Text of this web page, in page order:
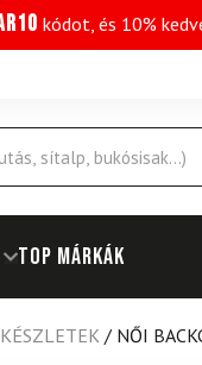
kódot, és 10%
Top márkák
/ NŐI